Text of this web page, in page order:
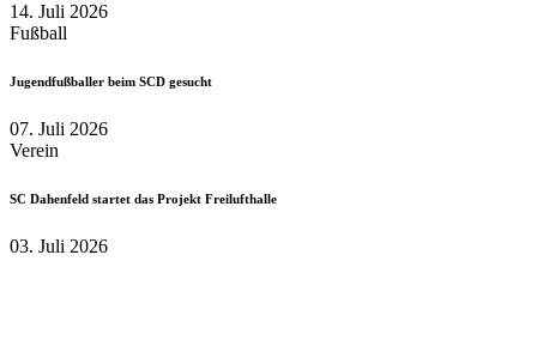
14. Juli 2026
Fußball
Jugendfußballer beim SCD gesucht
07. Juli 2026
Verein
SC Dahenfeld startet das Projekt Freilufthalle
03. Juli 2026